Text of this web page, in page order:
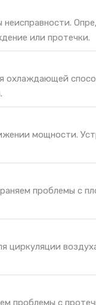
или протечки.
охлаждающей
мощности.
проблемы с
циркуляции
проблемы с